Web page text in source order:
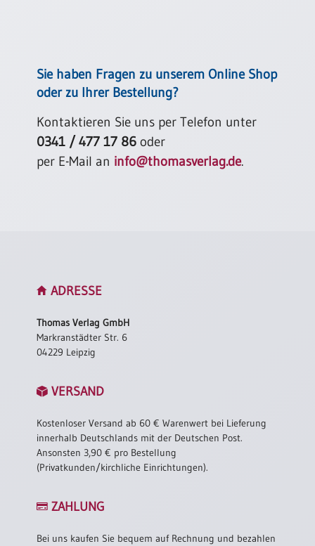
Restbestände
Sie haben Fragen zu unserem Online Shop
oder zu Ihrer Bestellung?
Kontaktieren Sie uns per Telefon unter
0341 / 477 17 86 oder
per E-Mail an info@thomasverlag.de.
ADRESSE
Thomas Verlag GmbH
Markranstädter Str. 6
04229 Leipzig
VERSAND
Kostenloser Versand ab 60 € Warenwert bei Lieferung
innerhalb Deutschlands mit der Deutschen Post.
Ansonsten 3,90 € pro Bestellung
(Privatkunden/kirchliche Einrichtungen).
ZAHLUNG
Bei uns kaufen Sie bequem auf Rechnung und bezahlen